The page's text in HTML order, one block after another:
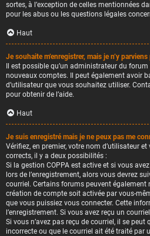
sortes, à l’exception de celles mentionnées
pour les abus ou les questions légales
Haut
Je souhaite m’enregistrer, mais je n’y parviens
Il est possible qu’un administrateur du
nouveaux comptes. Il peut également avoir
d’utilisateur que vous souhaitez utiliser.
pour obtenir de l’aide.
Haut
Je suis enregistré mais je ne peux pas me
Vérifiez, en premier, votre nom d’utilisateur
corrects, il y a deux possibilités :
Si la gestion COPPA est active et si vous
lors de l’enregistrement, alors vous devrez
courriel. Certains forums peuvent également
création de compte soit activée par vous-
que vous puissiez vous connecter. Cette
l’enregistrement. Si vous avez reçu un
Si vous n’avez pas reçu de courriel, il se
incorrecte ou que le courriel ait été traité par